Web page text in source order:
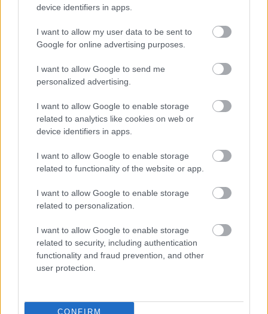
device identifiers in apps.
I want to allow my user data to be sent to
Google for online advertising purposes.
I want to allow Google to send me
personalized advertising.
I want to allow Google to enable storage
related to analytics like cookies on web or
device identifiers in apps.
I want to allow Google to enable storage
related to functionality of the website or app.
I want to allow Google to enable storage
related to personalization.
I want to allow Google to enable storage
related to security, including authentication
functionality and fraud prevention, and other
user protection.
CONFIRM
A hamburger őshazája
Publikus Team • 2025. augusztus 01.
Mondhatnánk, hogy Hamburg egy szürke német